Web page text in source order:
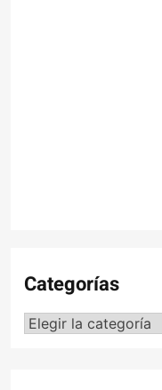
Categorías
Categorías